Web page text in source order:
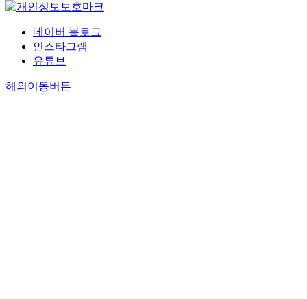
네이버 블로그
인스타그램
유튜브
해외이동버튼